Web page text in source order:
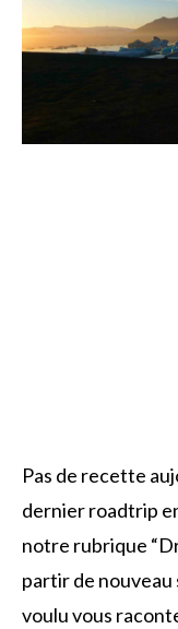
Pas de recette
dernier roadtrip
notre rubrique
partir de nouveau
voulu vous